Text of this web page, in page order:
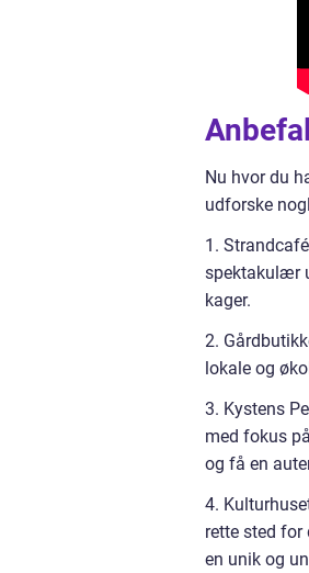
Nu hvor du
udforske
1.
spektakulær
kager.
2.
lokale og
3. Kystens
med fokus
og få en
4.
rette sted
en unik og